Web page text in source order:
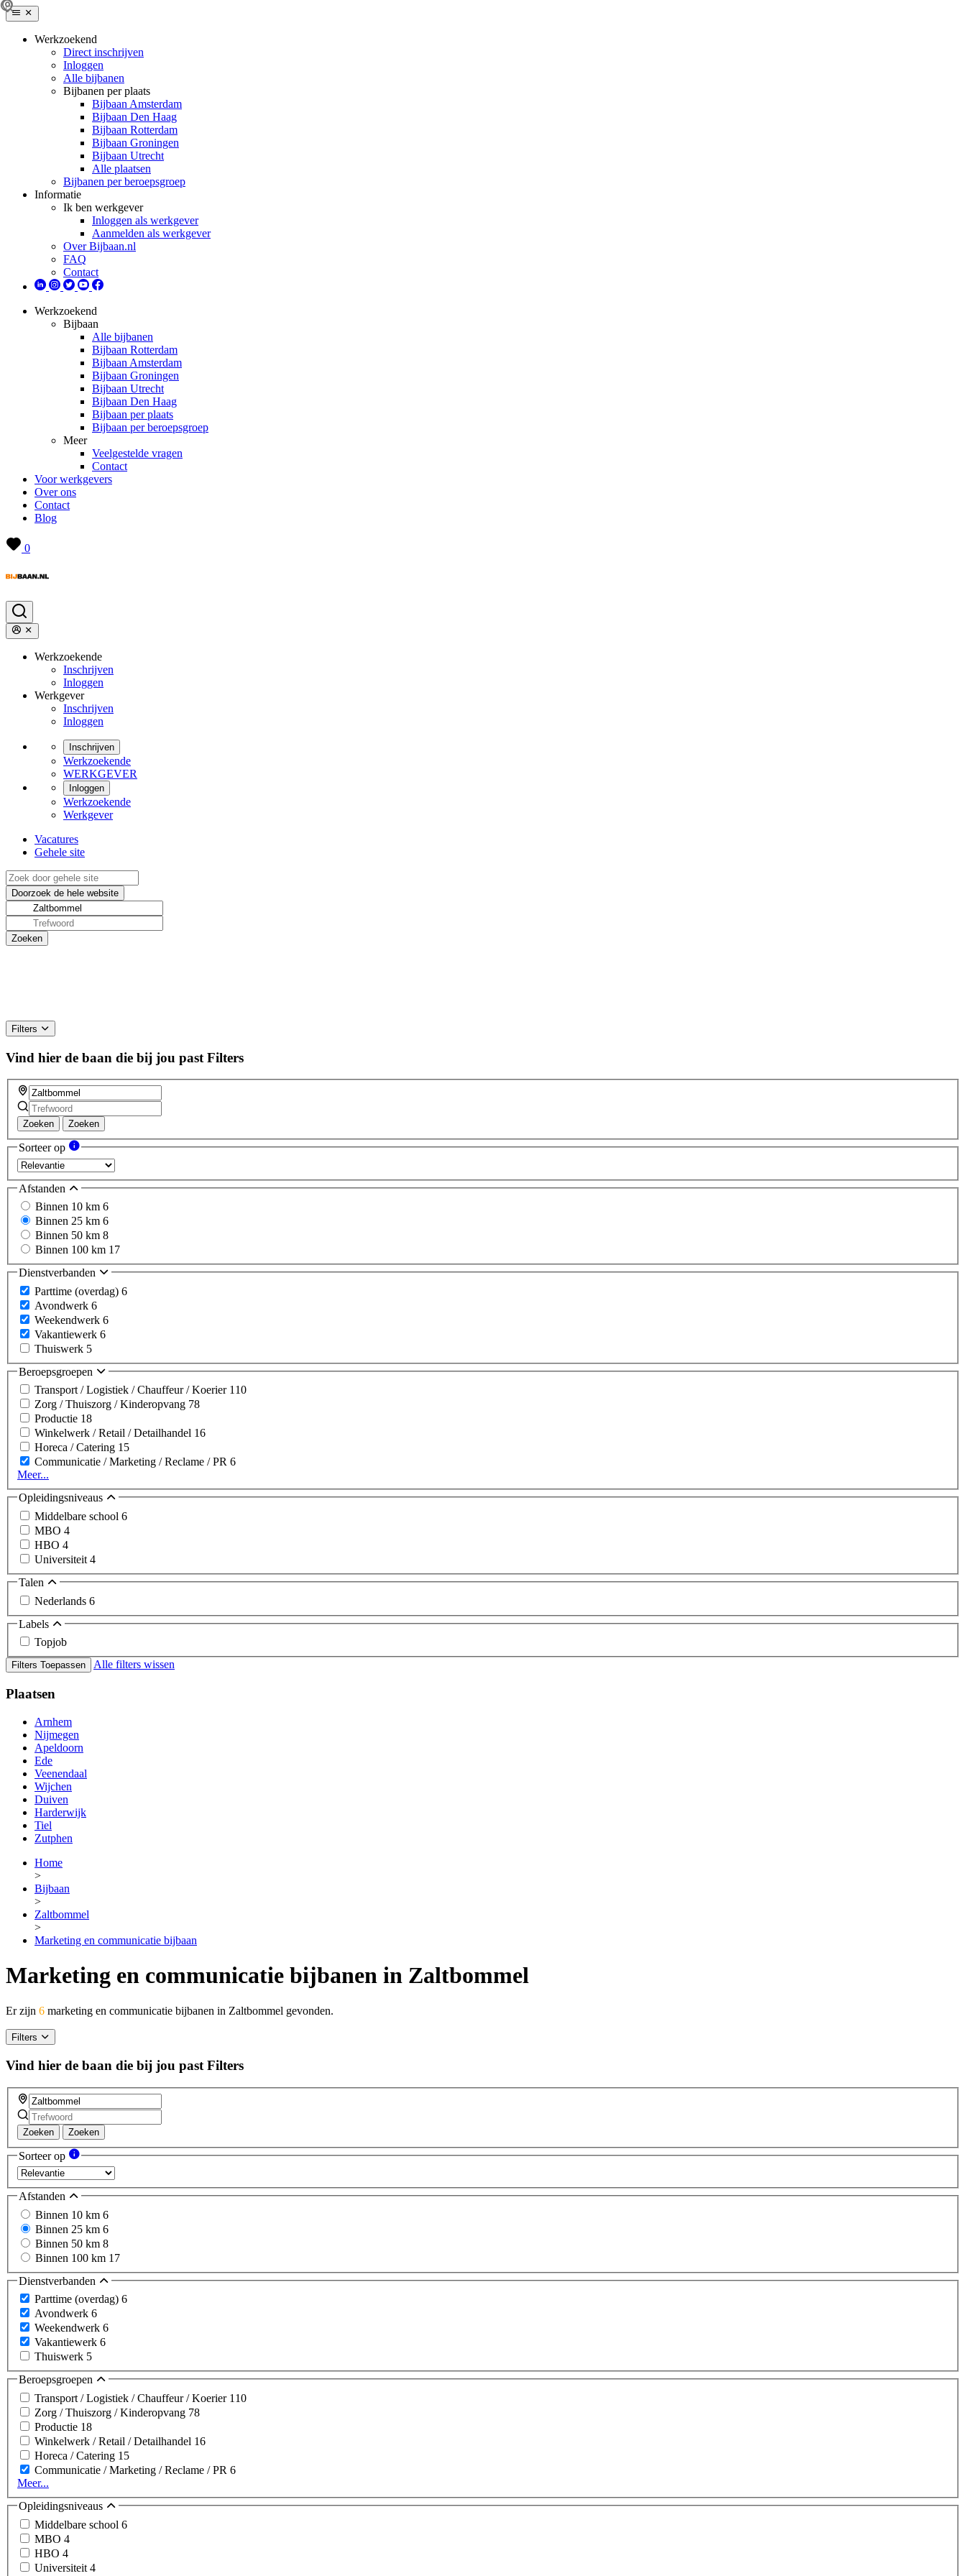
Werkzoekend
Direct inschrijven
Inloggen
Alle bijbanen
Bijbanen per plaats
Bijbaan Amsterdam
Bijbaan Den Haag
Bijbaan Rotterdam
Bijbaan Groningen
Bijbaan Utrecht
Alle plaatsen
Bijbanen per beroepsgroep
Informatie
Ik ben werkgever
Inloggen als werkgever
Aanmelden als werkgever
Over Bijbaan.nl
FAQ
Contact
Werkzoekend
Bijbaan
Alle bijbanen
Bijbaan Rotterdam
Bijbaan Amsterdam
Bijbaan Groningen
Bijbaan Utrecht
Bijbaan Den Haag
Bijbaan per plaats
Bijbaan per beroepsgroep
Meer
Veelgestelde vragen
Contact
Voor werkgevers
Over ons
Contact
Blog
0
Werkzoekende
Inschrijven
Inloggen
Werkgever
Inschrijven
Inloggen
Inschrijven
Werkzoekende
WERKGEVER
Inloggen
Werkzoekende
Werkgever
Vacatures
Gehele site
Filters
Vind hier de baan die bij jou past Filters
Zoeken Zoeken
Sorteer op
Afstanden
Binnen 10 km 6
Binnen 25 km 6
Binnen 50 km 8
Binnen 100 km 17
Dienstverbanden
Parttime (overdag) 6
Avondwerk 6
Weekendwerk 6
Vakantiewerk 6
Thuiswerk 5
Beroepsgroepen
Transport / Logistiek / Chauffeur / Koerier 110
Zorg / Thuiszorg / Kinderopvang 78
Productie 18
Winkelwerk / Retail / Detailhandel 16
Horeca / Catering 15
Communicatie / Marketing / Reclame / PR 6
Meer...
Opleidingsniveaus
Middelbare school 6
MBO 4
HBO 4
Universiteit 4
Talen
Nederlands 6
Labels
Topjob
Filters Toepassen Alle filters wissen
Plaatsen
Arnhem
Nijmegen
Apeldoorn
Ede
Veenendaal
Wijchen
Duiven
Harderwijk
Tiel
Zutphen
Home
>
Bijbaan
>
Zaltbommel
>
Marketing en communicatie bijbaan
Marketing en communicatie bijbanen in Zaltbommel
Er zijn 6 marketing en communicatie bijbanen in Zaltbommel gevonden.
Filters
Vind hier de baan die bij jou past Filters
Zoeken Zoeken
Sorteer op
Afstanden
Binnen 10 km 6
Binnen 25 km 6
Binnen 50 km 8
Binnen 100 km 17
Dienstverbanden
Parttime (overdag) 6
Avondwerk 6
Weekendwerk 6
Vakantiewerk 6
Thuiswerk 5
Beroepsgroepen
Transport / Logistiek / Chauffeur / Koerier 110
Zorg / Thuiszorg / Kinderopvang 78
Productie 18
Winkelwerk / Retail / Detailhandel 16
Horeca / Catering 15
Communicatie / Marketing / Reclame / PR 6
Meer...
Opleidingsniveaus
Middelbare school 6
MBO 4
HBO 4
Universiteit 4